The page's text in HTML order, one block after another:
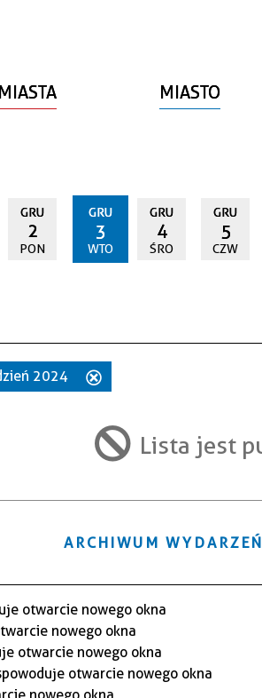
MIASTO
GRU
2
PON
GRU
3
WTO
GRU
4
ŚRO
GRU
5
CZW
2024
filtr
Lista jest
ARCHIWUM WYDARZEŃ